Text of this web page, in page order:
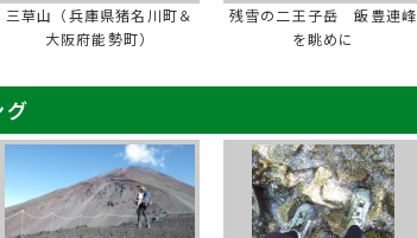
三草山（兵庫県猪名川町＆
大阪府能勢町）
残雪の二王子岳 飯豊連峰
を眺めに
グ